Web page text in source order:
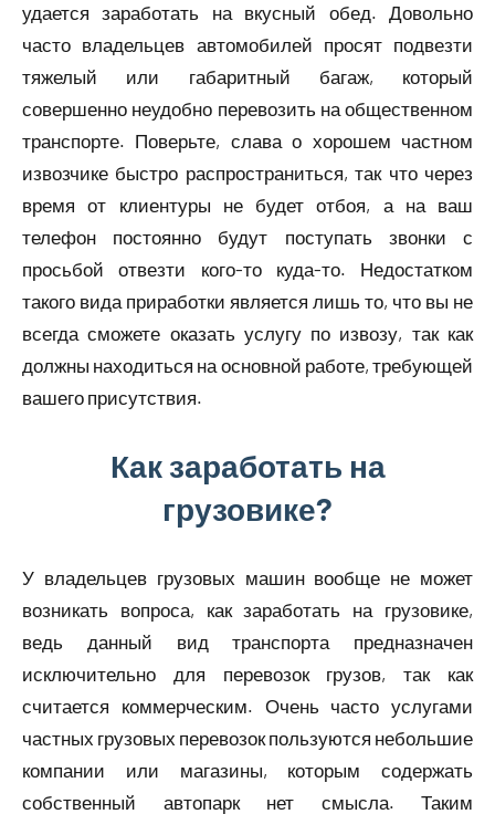
удается заработать на вкусный обед. Довольно
часто владельцев автомобилей просят подвезти
тяжелый или габаритный багаж, который
совершенно неудобно перевозить на общественном
транспорте. Поверьте, слава о хорошем частном
извозчике быстро распространиться, так что через
время от клиентуры не будет отбоя, а на ваш
телефон постоянно будут поступать звонки с
просьбой отвезти кого-то куда-то. Недостатком
такого вида приработки является лишь то, что вы не
всегда сможете оказать услугу по извозу, так как
должны находиться на основной работе, требующей
вашего присутствия.
Как заработать на
грузовике?
У владельцев грузовых машин вообще не может
возникать вопроса, как заработать на грузовике,
ведь данный вид транспорта предназначен
исключительно для перевозок грузов, так как
считается коммерческим. Очень часто услугами
частных грузовых перевозок пользуются небольшие
компании или магазины, которым содержать
собственный автопарк нет смысла. Таким